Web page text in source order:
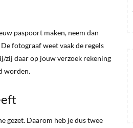
paspoort maken, neem dan
fotograaf weet vaak de regels
zij daar op jouw verzoek rekening
worden.
gezet. Daarom heb je dus twee